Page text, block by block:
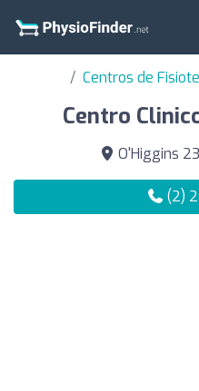
Centros de
Centro
O'Higgins
(2)